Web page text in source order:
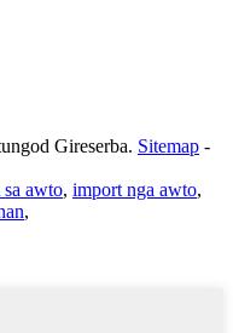
Gireserba. Sitemap -
awto, import nga awto,
,